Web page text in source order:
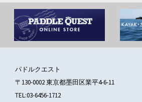
パドルクエスト
〒130-0002 東京都墨田区業平4-6-11
TEL:03-6456-1712